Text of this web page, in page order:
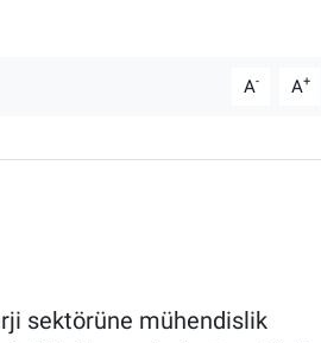
A- A+
sektörüne mühendislik